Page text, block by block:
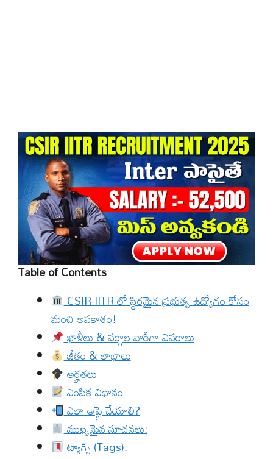
Table of Contents
CSIR-IITR లో స్థిరమైన ప్రభుత్వ ఉద్యోగం కోసం
మంచి అవకాశం!
ఖాళీలు & వర్గాల వారీగా వివరాలు
జీతం & లాభాలు
అర్హతలు
ఎంపిక విధానం
ఎలా అప్లై చేయాలి?
ముఖ్యమైన సూచనలు:
ట్యాగ్స్ (Tags):